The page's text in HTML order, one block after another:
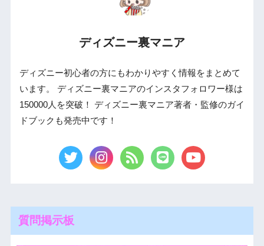
ディズニー裏マニア
ディズニー初心者の方にもわかりやすく情報をまとめて
います。 ディズニー裏マニアのインスタフォロワー様は
150000人を突破！ ディズニー裏マニア著者・監修のガイ
ドブックも発売中です！
質問掲示板